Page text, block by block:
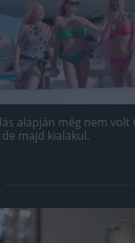
alapján még nem volt
majd kialakul.
Jön még kép!